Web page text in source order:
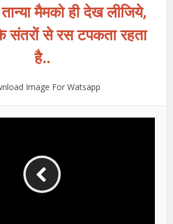
मैमको ही देख लीजिये,
संतरों से रस टपकता रहता
है..
Image For Watsapp